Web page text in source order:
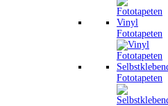
Vinyl
Fototapeten
Fototapeten